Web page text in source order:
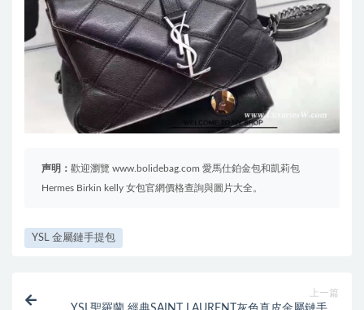
声明： 歡迎瀏覽 www.bolidebag.com 愛馬仕鉑金包和凱莉包
Hermes Birkin kelly 女包官網價格查詢與圖片大全。
YSL 金屬鏈手提包
上一篇